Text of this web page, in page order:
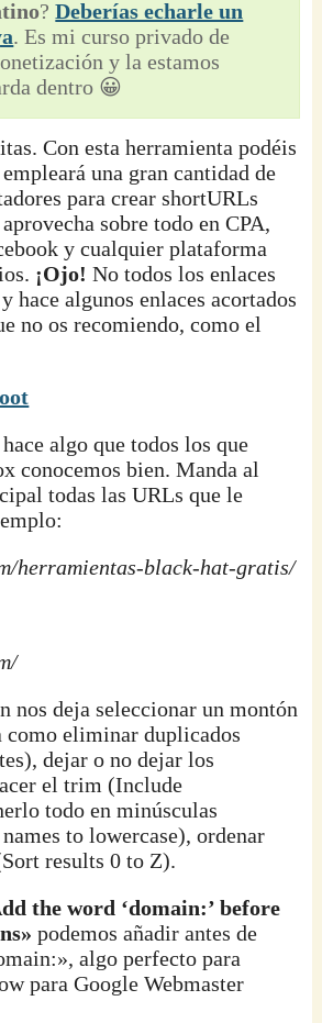
?Deberías echarle un
. Es mi curso privado de
y la estamos
dentro 😀
Con esta herramienta podéis
una gran cantidad de
para crear shortURLs
sobre todo en CPA,
y cualquier plataforma
¡Ojo! No todos los enlaces
hace algunos enlaces acortados
no os recomiendo, como el
algo que todos los que
conocemos bien. Manda al
todas las URLs que le
herramientas-black-hat-gratis/
nos deja seleccionar un montón
como eliminar duplicados
dejar o no dejar los
el trim (Include
todo en minúsculas
to lowercase), ordenar
results 0 to Z).
the word ‘domain:’ before
podemos añadir antes de
algo perfecto para
para Google Webmaster